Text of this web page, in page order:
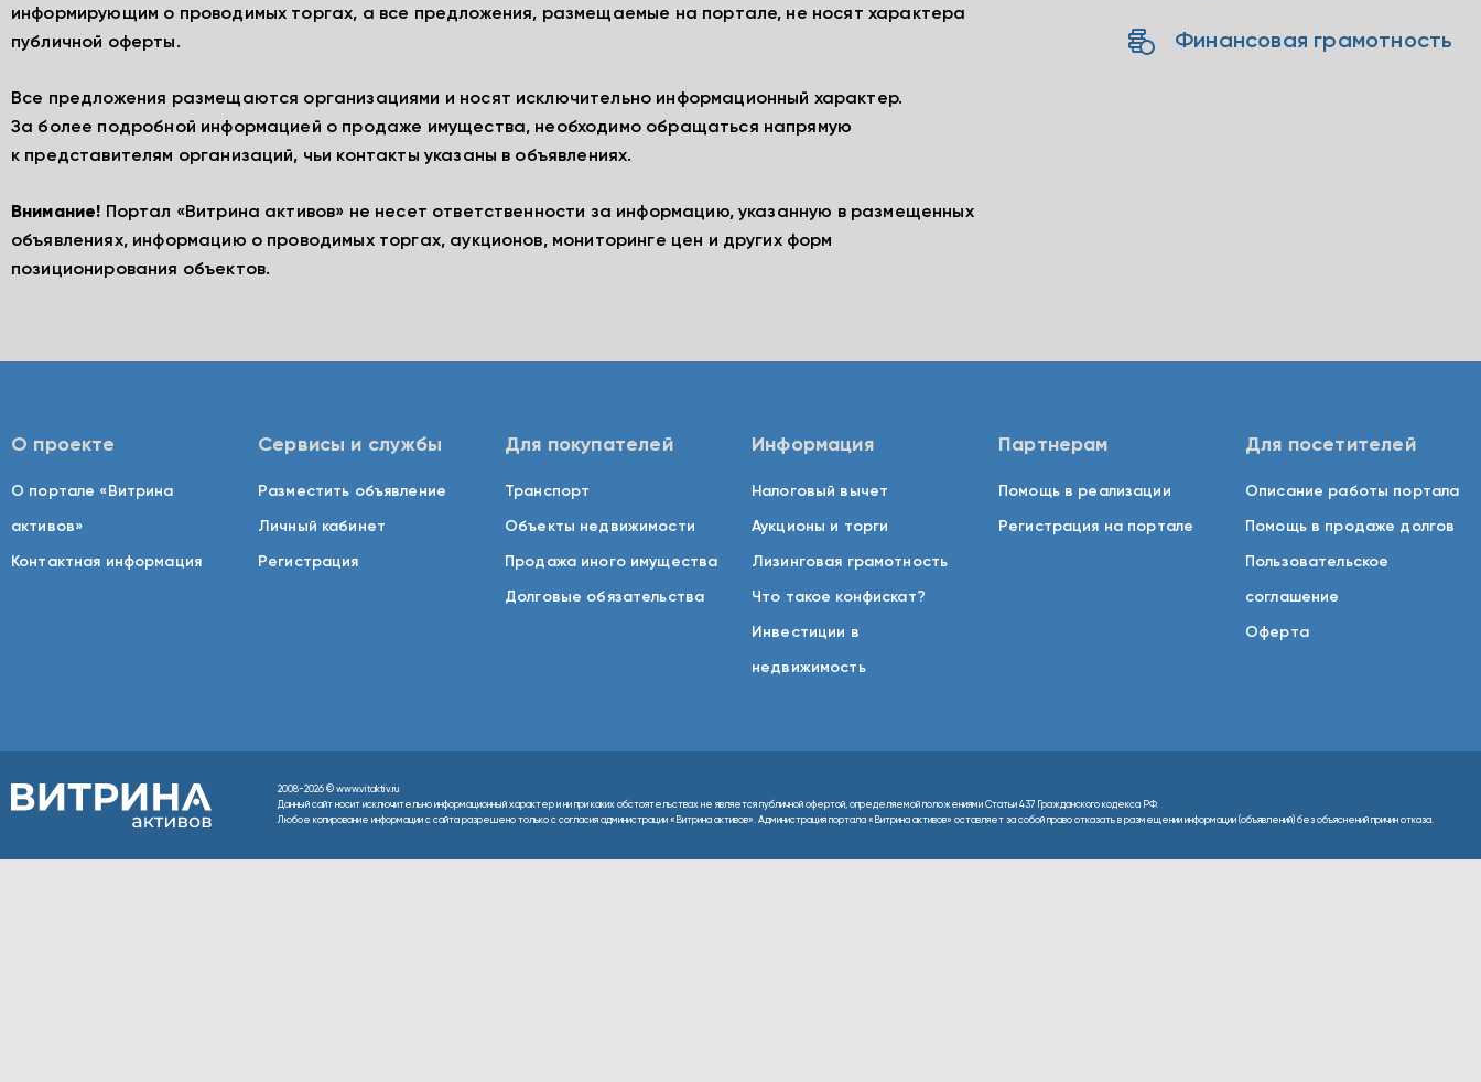
информирующим о проводимых торгах, а все предложения, размещаемые на портале, не носят характера
публичной оферты.
Все предложения размещаются организациями и носят исключительно информационный характер.
За более подробной информацией о продаже имущества, необходимо обращаться напрямую
к представителям организаций, чьи контакты указаны в объявлениях.
Внимание! Портал «Витрина активов» не несет ответственности за информацию, указанную в размещенных
объявлениях, информацию о проводимых торгах, аукционов, мониторинге цен и других форм
позиционирования объектов.
Финансовая грамотность
О проекте
О портале «Витрина
активов»
Контактная информация
Сервисы и службы
Разместить объявление
Личный кабинет
Регистрация
Для покупателей
Транспорт
Объекты недвижимости
Продажа иного имущества
Долговые обязательства
Информация
Налоговый вычет
Аукционы и торги
Лизинговая грамотность
Что такое конфискат?
Инвестиции в
недвижимость
Партнерам
Помощь в реализации
Регистрация на портале
Для посетителей
Описание работы портала
Помощь в продаже долгов
Пользовательское
соглашение
Оферта
2008-2026 © www.vitaktiv.ru
Данный сайт носит исключительно информационный характер и ни при каких обстоятельствах не является публичной офертой, определяемой положениями Статьи 437 Гражданского кодекса РФ.
Любое копирование информации с сайта разрешено только с согласия администрации «Витрина активов». Администрация портала «Витрина активов» оставляет за собой право отказать в размещении информации (объявлений) без объяснений причин отказа.